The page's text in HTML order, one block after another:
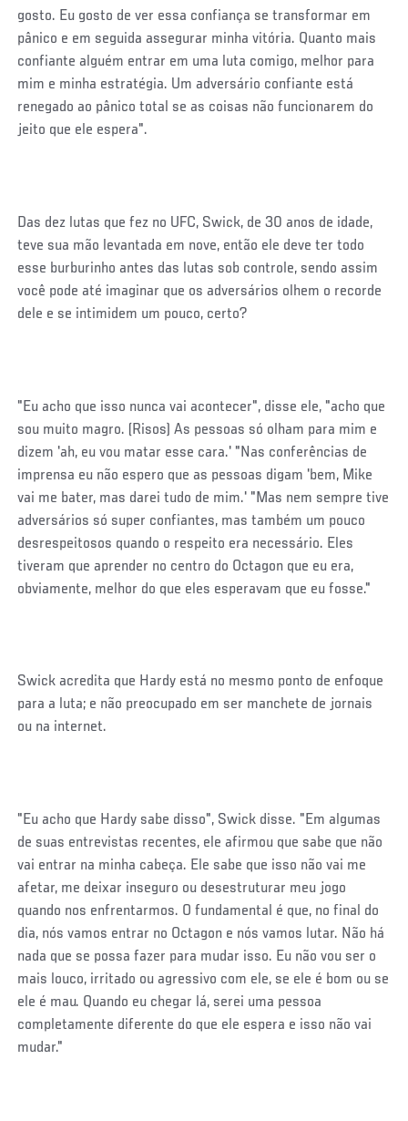
gosto. Eu gosto de ver essa confiança se transformar em
pânico e em seguida assegurar minha vitória. Quanto mais
confiante alguém entrar em uma luta comigo, melhor para
mim e minha estratégia. Um adversário confiante está
renegado ao pânico total se as coisas não funcionarem do
jeito que ele espera".
Das dez lutas que fez no UFC, Swick, de 30 anos de idade,
teve sua mão levantada em nove, então ele deve ter todo
esse burburinho antes das lutas sob controle, sendo assim
você pode até imaginar que os adversários olhem o recorde
dele e se intimidem um pouco, certo?
"Eu acho que isso nunca vai acontecer", disse ele, "acho que
sou muito magro. (Risos) As pessoas só olham para mim e
dizem 'ah, eu vou matar esse cara.' "Nas conferências de
imprensa eu não espero que as pessoas digam 'bem, Mike
vai me bater, mas darei tudo de mim.' "Mas nem sempre tive
adversários só super confiantes, mas também um pouco
desrespeitosos quando o respeito era necessário. Eles
tiveram que aprender no centro do Octagon que eu era,
obviamente, melhor do que eles esperavam que eu fosse."
Swick acredita que Hardy está no mesmo ponto de enfoque
para a luta; e não preocupado em ser manchete de jornais
ou na internet.
"Eu acho que Hardy sabe disso", Swick disse. "Em algumas
de suas entrevistas recentes, ele afirmou que sabe que não
vai entrar na minha cabeça. Ele sabe que isso não vai me
afetar, me deixar inseguro ou desestruturar meu jogo
quando nos enfrentarmos. O fundamental é que, no final do
dia, nós vamos entrar no Octagon e nós vamos lutar. Não há
nada que se possa fazer para mudar isso. Eu não vou ser o
mais louco, irritado ou agressivo com ele, se ele é bom ou se
ele é mau. Quando eu chegar lá, serei uma pessoa
completamente diferente do que ele espera e isso não vai
mudar."